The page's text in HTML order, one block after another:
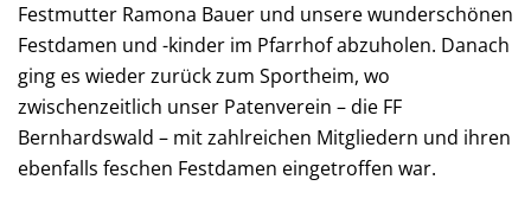
Festmutter Ramona Bauer und unsere wunderschönen
Festdamen und -kinder im Pfarrhof abzuholen. Danach
ging es wieder zurück zum Sportheim, wo
zwischenzeitlich unser Patenverein – die FF
Bernhardswald – mit zahlreichen Mitgliedern und ihren
ebenfalls feschen Festdamen eingetroffen war.